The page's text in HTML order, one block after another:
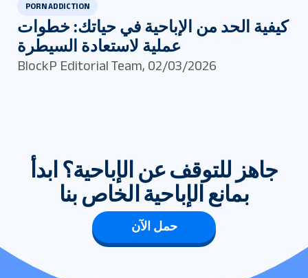
PORN ADDICTION
كيفية الحد من الإباحية في حياتك: خطوات
عملية لاستعادة السيطرة
BlockP Editorial Team, 02/03/2026
جاهز للتوقف عن الإباحية؟ ابدأ
بمانع الإباحية الخاص بنا
حمل الآن